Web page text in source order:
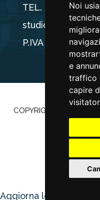
Noi
e
traffico
capire
TEL. +39 0432
P.IVA
COPYRIGHT ©2022 |
Aggiorna le